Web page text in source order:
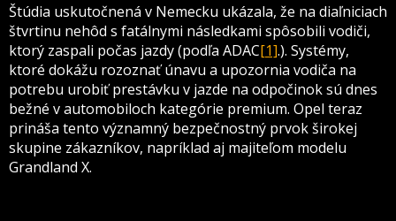
Štúdia uskutočnená v Nemecku ukázala, že na diaľniciach
štvrtinu nehôd s fatálnymi následkami spôsobili vodiči,
ktorý zaspali počas jazdy (podľa ADAC[1].). Systémy,
ktoré dokážu rozoznať únavu a upozornia vodiča na
potrebu urobiť prestávku v jazde na odpočinok sú dnes
bežné v automobiloch kategórie premium. Opel teraz
prináša tento významný bezpečnostný prvok širokej
skupine zákazníkov, napríklad aj majiteľom modelu
Grandland X.